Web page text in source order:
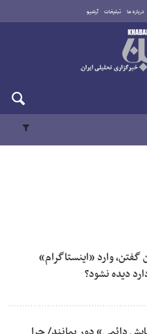
درباره ما تبلیغات آرشیو
وارد «اینستاگرام»
دیده نشود؟